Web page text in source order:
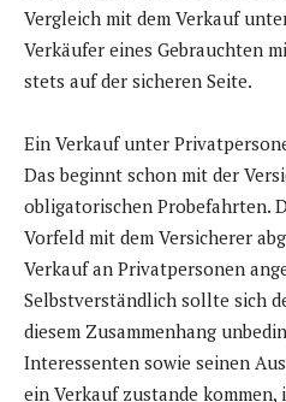
Vergleich mit dem Verkauf
Verkäufer eines Gebrauchten
stets auf der sicheren Seite.
Ein Verkauf unter
Das beginnt schon mit der
obligatorischen Probefahrten.
Vorfeld mit dem Versicherer
Verkauf an Privatpersonen
Selbstverständlich sollte sich
diesem Zusammenhang
Interessenten sowie seinen
ein Verkauf zustande